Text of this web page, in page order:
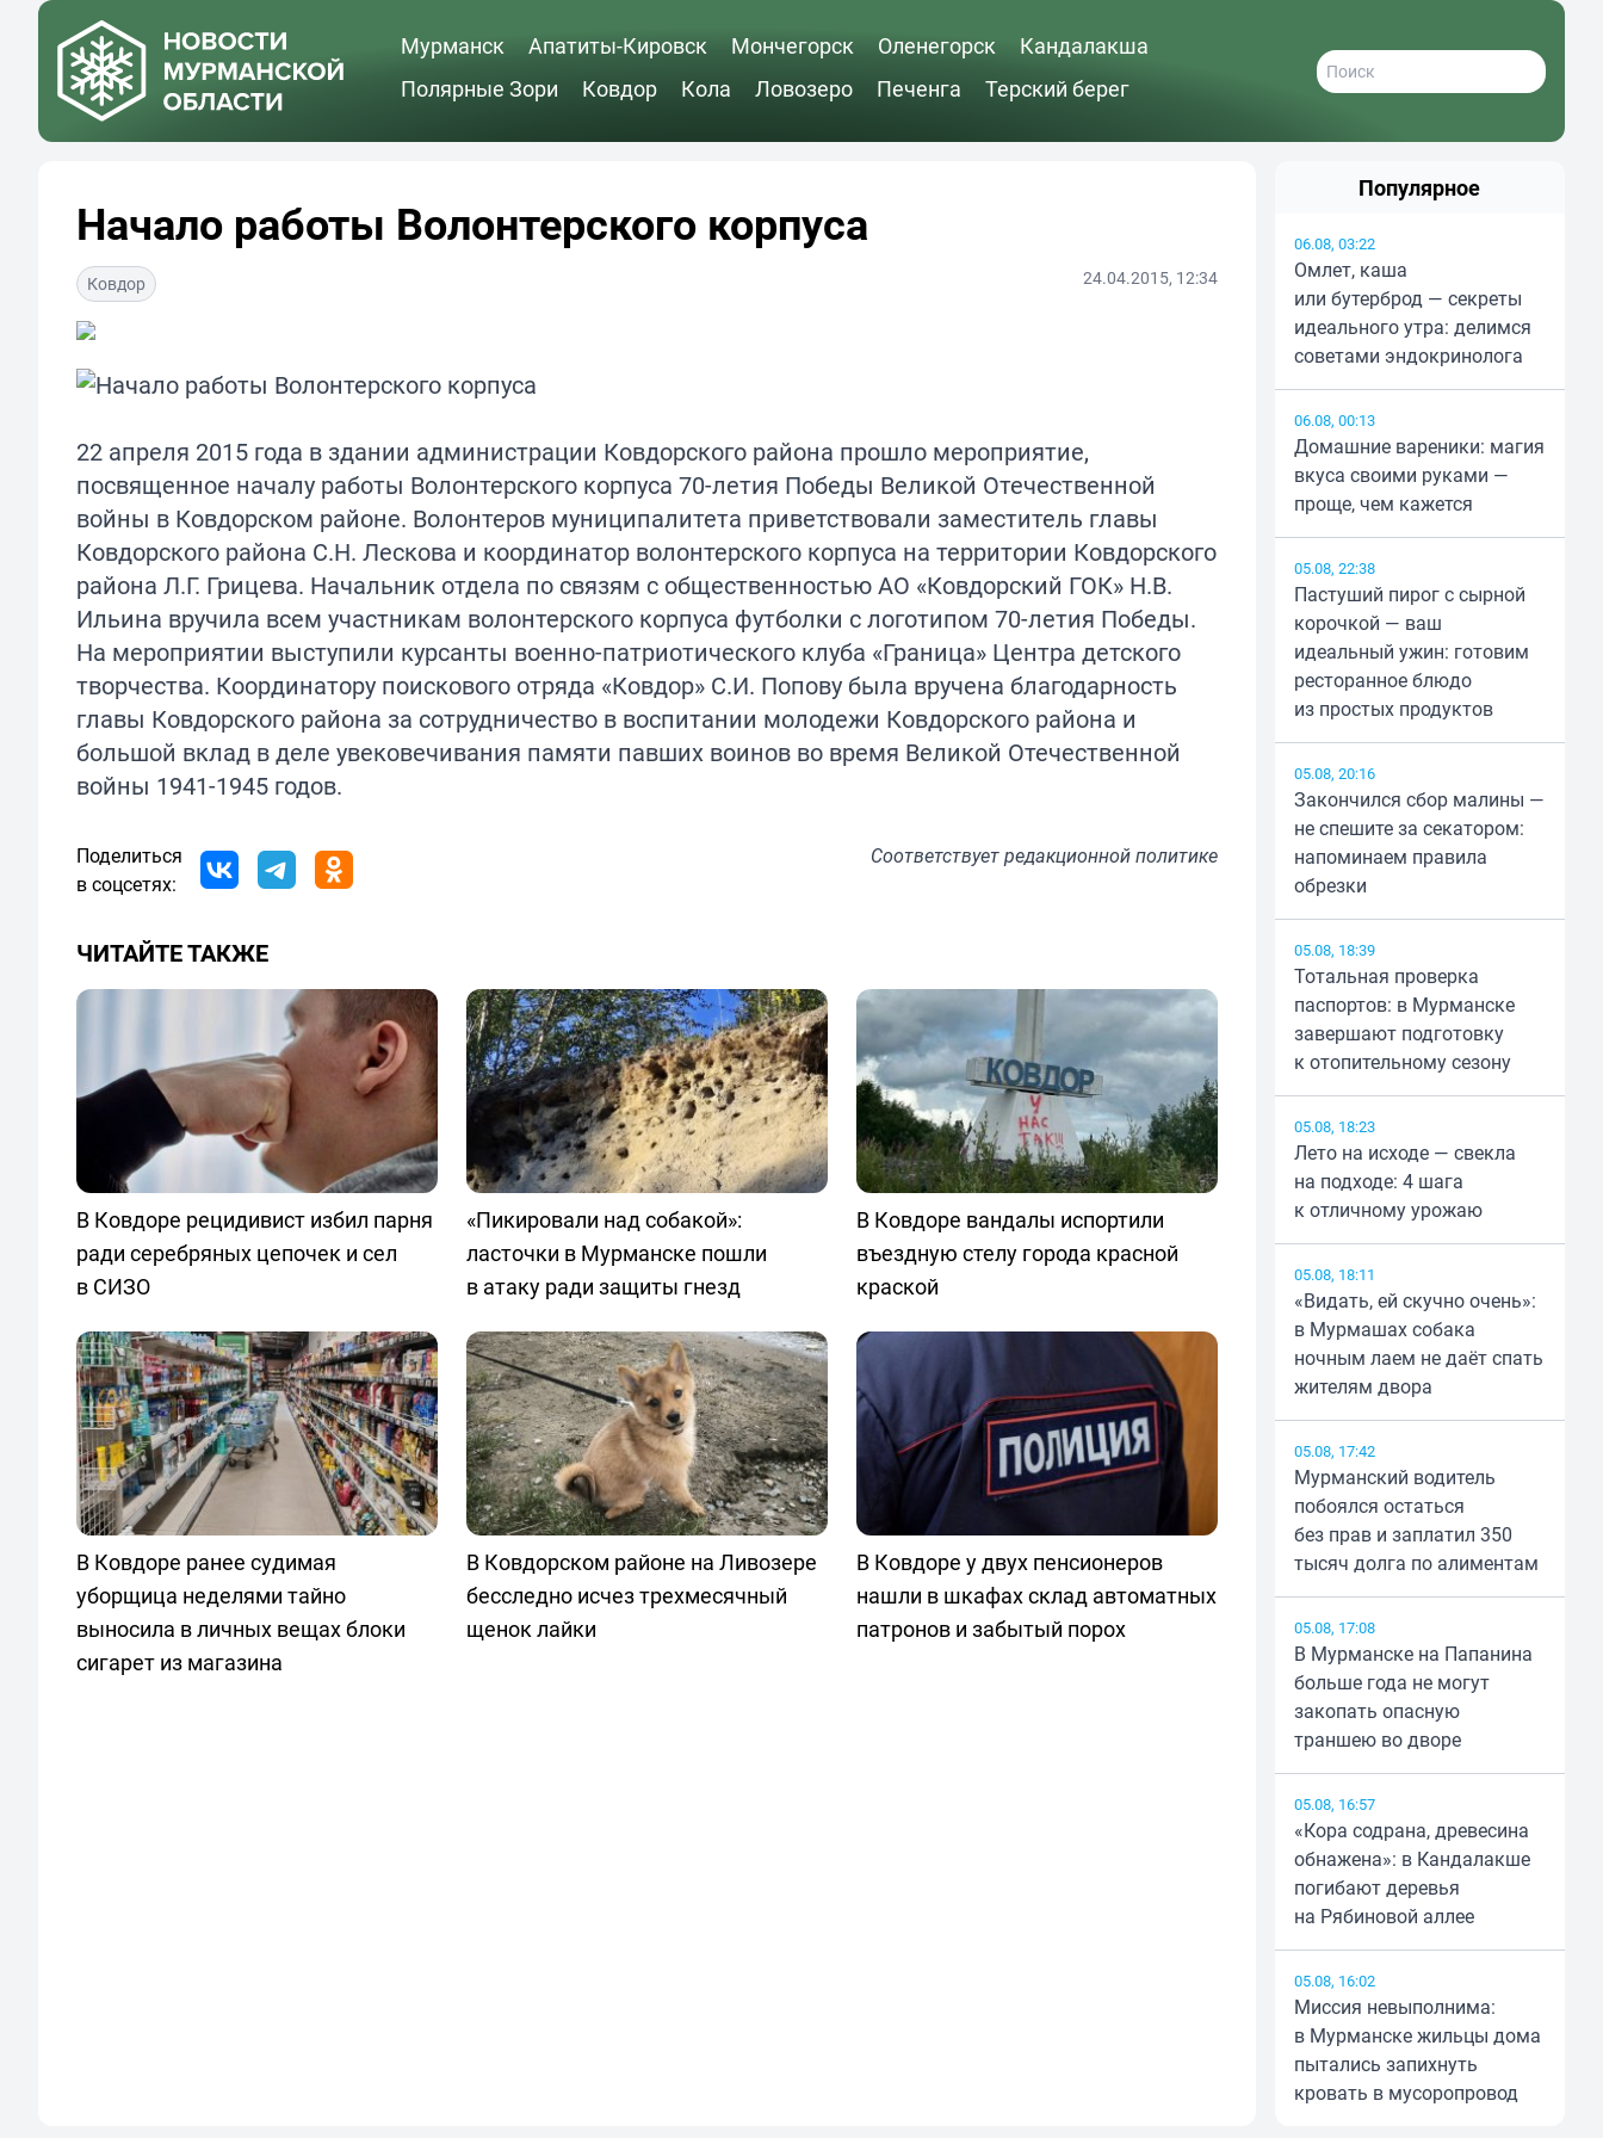
Мурманск Апатиты-Кировск Мончегорск Оленегорск
Кандалакша
Полярные Зори
Ковдор Кола Ловозеро Печенга Терский берег
Начало работы Волонтерского корпуса
Ковдор 24.04.2015, 12:34
22 апреля 2015 года в здании администрации Ковдорского района прошло мероприятие,
посвященное началу работы Волонтерского корпуса 70-летия Победы Великой Отечественной
войны в Ковдорском районе. Волонтеров муниципалитета приветствовали заместитель главы
Ковдорского района С.Н. Лескова и координатор волонтерского корпуса на территории Ковдорского
района Л.Г. Грицева. Начальник отдела по связям с общественностью АО «Ковдорский ГОК» Н.В.
Ильина вручила всем участникам волонтерского корпуса футболки с логотипом 70-летия Победы.
На мероприятии выступили курсанты военно-патриотического клуба «Граница» Центра детского
творчества. Координатору поискового отряда «Ковдор» С.И. Попову была вручена благодарность
главы Ковдорского района за сотрудничество в воспитании молодежи Ковдорского района и
большой вклад в деле увековечивания памяти павших воинов во время Великой Отечественной
войны 1941-1945 годов.
Поделиться
в соцсетях:
Соответствуетредакционной политике
ЧИТАЙТЕ ТАКЖЕ
В Ковдоре рецидивист избил парня
ради серебряных цепочек и сел
в СИЗО
«Пикировали над собакой»:
ласточки в Мурманске пошли
в атаку ради защиты гнезд
В Ковдоре вандалы испортили
въездную стелу города красной
краской
В Ковдоре ранее судимая
уборщица неделями тайно
выносила в личных вещах блоки
сигарет из магазина
В Ковдорском районе на Ливозере
бесследно исчез трехмесячный
щенок лайки
В Ковдоре у двух пенсионеров
нашли в шкафах склад автоматных
патронов и забытый порох
Популярное
06.08, 03:22
Омлет, каша
или бутерброд — секреты
идеального утра: делимся
советами эндокринолога
06.08, 00:13
Домашние вареники: магия
вкуса своими руками —
проще, чем кажется
05.08, 22:38
Пастуший пирог с сырной
корочкой — ваш
идеальный ужин: готовим
ресторанное блюдо
из простых продуктов
05.08, 20:16
Закончился сбор малины —
не спешите за секатором:
напоминаем правила
обрезки
05.08, 18:39
Тотальная проверка
паспортов: в Мурманске
завершают подготовку
к отопительному сезону
05.08, 18:23
Лето на исходе — свекла
на подходе: 4 шага
к отличному урожаю
05.08, 18:11
«Видать, ей скучно очень»:
в Мурмашах собака
ночным лаем не даёт спать
жителям двора
05.08, 17:42
Мурманский водитель
побоялся остаться
без прав и заплатил 350
тысяч долга по алиментам
05.08, 17:08
В Мурманске на Папанина
больше года не могут
закопать опасную
траншею во дворе
05.08, 16:57
«Кора содрана, древесина
обнажена»: в Кандалакше
погибают деревья
на Рябиновой аллее
05.08, 16:02
Миссия невыполнима:
в Мурманске жильцы дома
пытались запихнуть
кровать в мусоропровод